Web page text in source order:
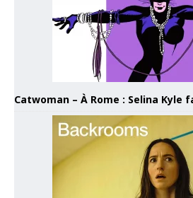
Catwoman – À Rome : Selina Kyle